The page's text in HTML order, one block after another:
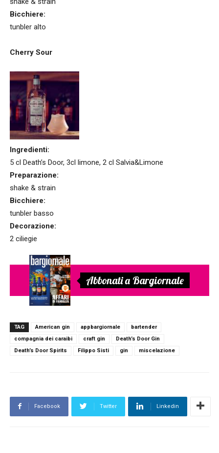
Bicchiere:
tunbler alto
Cherry Sour
Ingredienti:
5 cl Death’s Door, 3cl limone, 2 cl Salvia&Limone
Preparazione:
shake & strain
Bicchiere:
tunbler basso
Decorazione:
2 ciliegie
Abbonati a Bargiornale
TAG American gin appbargiornale
bartender
compagnia dei caraibi
craft gin
Death’s Door Gin
Death’s Door Spirits
Filippo Sisti gin miscelazione
Facebook Twitter Linkedin